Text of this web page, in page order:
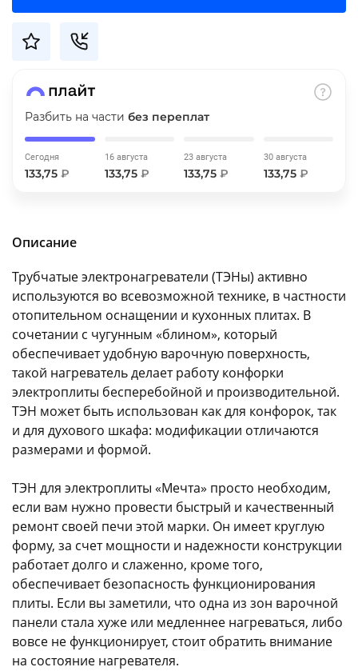
Разбить на части без переплат
Сегодня
133,75 ₽
16 августа
133,75 ₽
23 августа
133,75 ₽
30 августа
133,75 ₽
Описание
Трубчатые электронагреватели (ТЭНы) активно
используются во всевозможной технике, в частности
отопительном оснащении и кухонных плитах. В
сочетании с чугунным «блином», который
обеспечивает удобную варочную поверхность,
такой нагреватель делает работу конфорки
электроплиты бесперебойной и производительной.
ТЭН может быть использован как для конфорок, так
и для духового шкафа: модификации отличаются
размерами и формой.
ТЭН для электроплиты «Мечта» просто необходим,
если вам нужно провести быстрый и качественный
ремонт своей печи этой марки. Он имеет круглую
форму, за счет мощности и надежности конструкции
работает долго и слаженно, кроме того,
обеспечивает безопасность функционирования
плиты. Если вы заметили, что одна из зон варочной
панели стала хуже или медленнее нагреваться, либо
вовсе не функционирует, стоит обратить внимание
на состояние нагревателя.
25
раз в 2 недели
Остались вопросы?
8 800 302-02-51